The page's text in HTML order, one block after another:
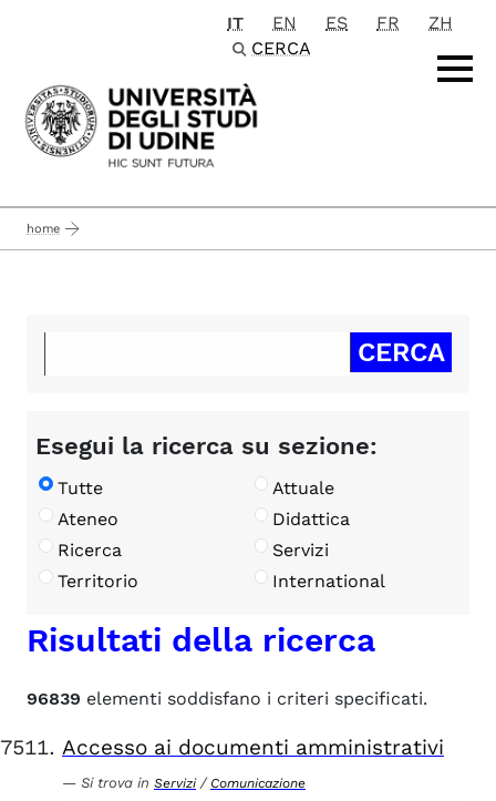
Passa al contenuto principale
IT EN ES FR
ZH
CERCA
home
Esegui la ricerca su sezione:
Tutte
Attuale
Ateneo
Didattica
Ricerca
Servizi
Territorio
International
Risultati della ricerca
96839 elementi soddisfano i criteri specificati.
Accesso ai documenti amministrativi
Si trova in Servizi / Comunicazione